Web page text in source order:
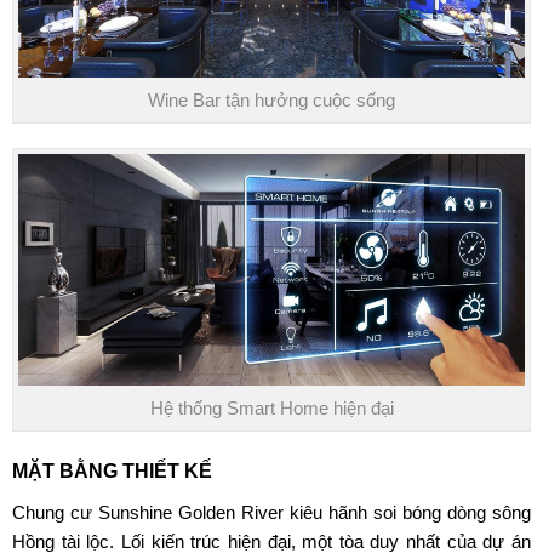
Wine Bar tận hưởng cuộc sống
Hệ thống Smart Home hiện đại
MẶT BẰNG THIẾT KẾ
Chung cư Sunshine Golden River kiêu hãnh soi bóng dòng sông
Hồng tài lộc. Lối kiến trúc hiện đại, một tòa duy nhất của dự án